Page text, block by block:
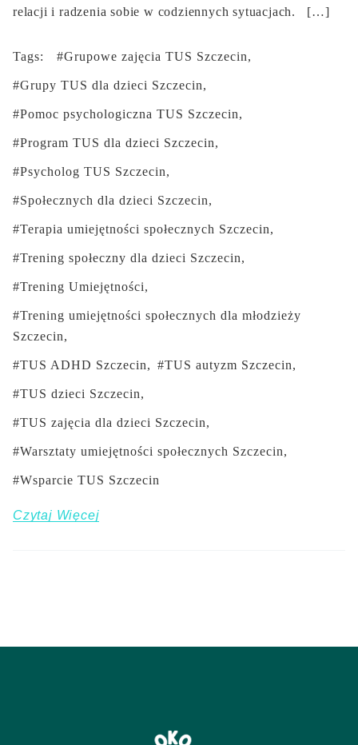
relacji i radzenia sobie w codziennych sytuacjach. […]
Tags: Grupowe zajęcia TUS Szczecin
Grupy TUS dla dzieci Szczecin
Pomoc psychologiczna TUS Szczecin
Program TUS dla dzieci Szczecin
Psycholog TUS Szczecin
Społecznych dla dzieci Szczecin
Terapia umiejętności społecznych Szczecin
Trening społeczny dla dzieci Szczecin
Trening Umiejętności
Trening umiejętności społecznych dla młodzieży
Szczecin
TUS ADHD Szczecin TUS autyzm Szczecin
TUS dzieci Szczecin
TUS zajęcia dla dzieci Szczecin
Warsztaty umiejętności społecznych Szczecin
Wsparcie TUS Szczecin
Czytaj Więcej